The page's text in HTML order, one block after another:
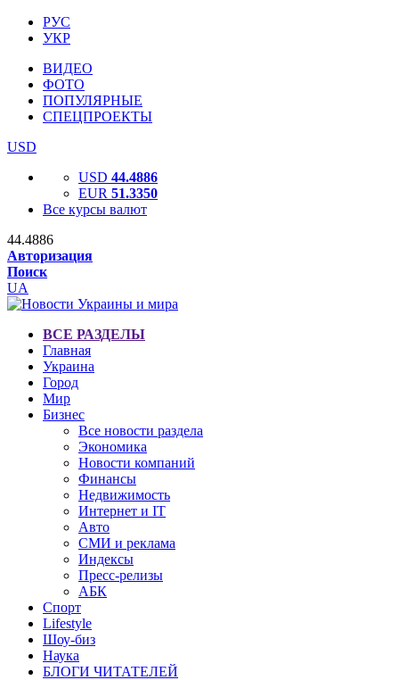
РУС
УКР
ВИДЕО
ФОТО
ПОПУЛЯРНЫЕ
СПЕЦПРОЕКТЫ
USD
USD 44.4886
EUR 51.3350
Все курсы валют
44.4886
Авторизация
Поиск
UA
ВСЕ РАЗДЕЛЫ
Главная
Украина
Город
Мир
Бизнес
Все новости раздела
Экономика
Новости компаний
Финансы
Недвижимость
Интернет и IT
Авто
СМИ и реклама
Индексы
Пресс-релизы
АБК
Спорт
Lifestyle
Шоу-биз
Наука
БЛОГИ ЧИТАТЕЛЕЙ